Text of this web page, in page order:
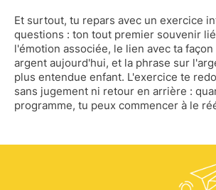
Et surtout, tu repars avec un exercice
questions : ton tout premier souvenir
l'émotion associée, le lien avec ta
argent aujourd'hui, et la phrase sur
plus entendue enfant. L'exercice te
sans jugement ni retour en arrière :
programme, tu peux commencer à le